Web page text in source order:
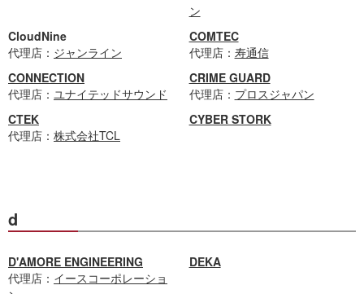
ン
CloudNine
代理店： ジャンライン
COMTEC
代理店： 寿通信
CONNECTION
代理店： ユナイテッドサウンド
CRIME GUARD
代理店： プロスジャパン
CTEK
代理店： 株式会社TCL
CYBER STORK
d
D'AMORE ENGINEERING
代理店： イースコーポレーショ
DEKA